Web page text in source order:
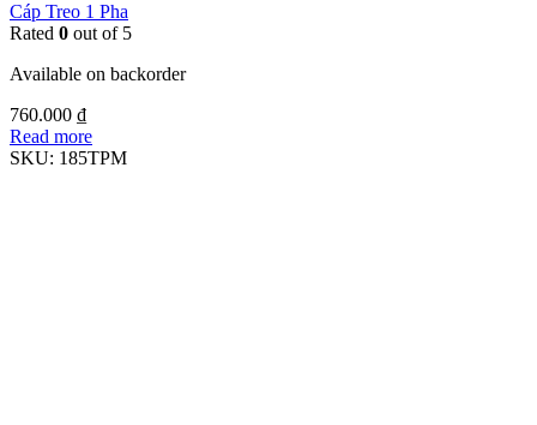
Cáp Treo 1 Pha
Rated 0 out of 5
Available on backorder
760.000 ₫
Read more
SKU: 185TPM